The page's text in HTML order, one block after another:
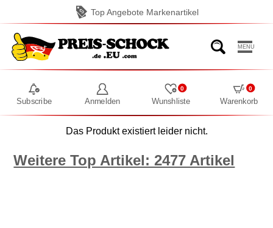
Top Angebote Markenartikel
MENU
Subscribe Anmelden Wunshliste
0
Warenkorb
0
Das Produkt existiert leider nicht.
Weitere Top Artikel: 2477 Artikel